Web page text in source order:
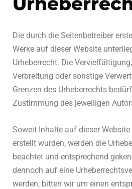
Die durch die Seitenbetreiber
Werke auf dieser Website
Urheberrecht. Die
Verbreitung oder sonstige
Grenzen des Urheberrechts
Zustimmung des jeweiligen
Soweit Inhalte auf dieser
erstellt wurden, werden die
beachtet und entsprechend
dennoch auf eine
werden, bitten wir um einen